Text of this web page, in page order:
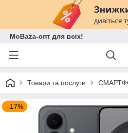
MoBaza-опт для всіх!
Товари та послуги
–17%